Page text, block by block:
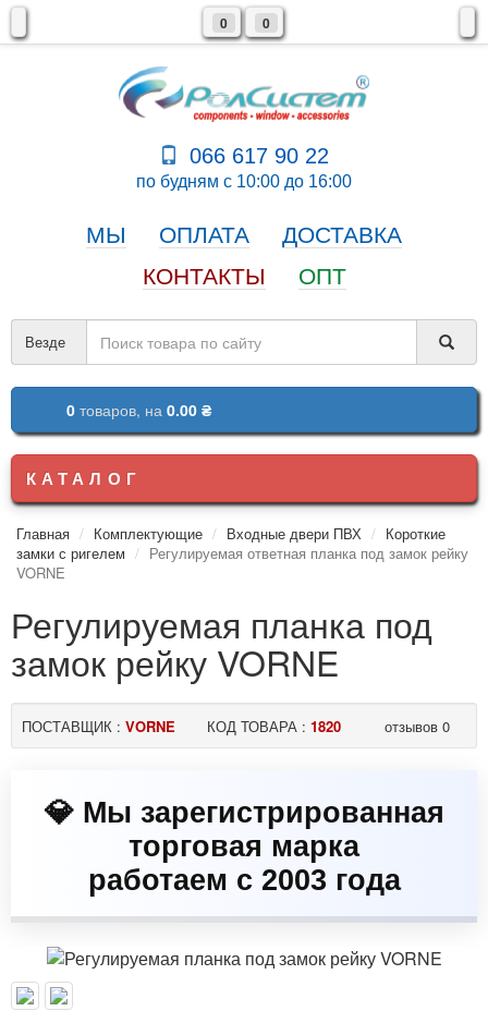
0 0
066 617 90 22
по будням с 10:00 до 16:00
МЫ ОПЛАТА
ДОСТАВКА
КОНТАКТЫ
ОПТ
Везде
0 товаров, на 0.00 ₴
КАТАЛОГ
Главная Комплектующие Входные двери ПВХ
Короткие
замки с ригелем
Регулируемая ответная планка под замок рейку
VORNE
Регулируемая планка под
замок рейку VORNE
ПОСТАВЩИК : VORNE КОД ТОВАРА : 1820 отзывов 0
💎 Мы зарегистрированная
торговая марка
работаем с 2003 года